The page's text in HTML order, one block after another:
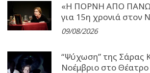
«Η ΠΟΡΝΗ ΑΠΟ
για 15η χρονιά στον
09/08/2026
“Ψύχωση” της Σάρας
Νοέμβριο στο Θέατρο